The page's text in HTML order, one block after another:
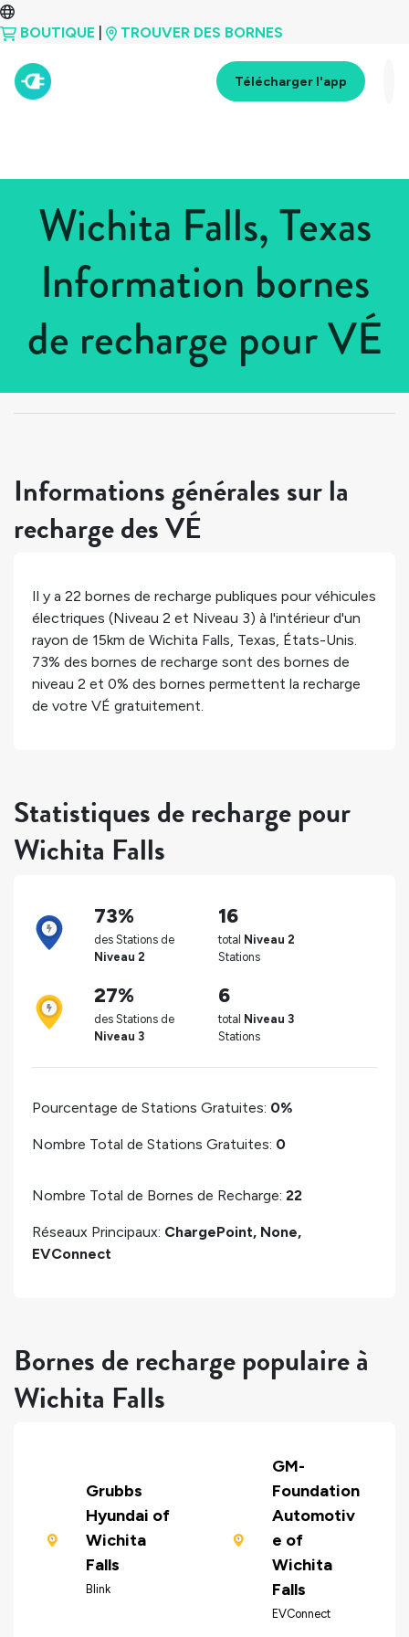
BOUTIQUE TROUVER DES BORNES
Télécharger l'app
Wichita Falls, Texas
Information bornes
de recharge pour VÉ
États-Unis > Texas
Informations générales sur la
recharge des VÉ
Il y a 22 bornes de recharge publiques pour véhicules
électriques (Niveau 2 et Niveau 3) à l'intérieur d'un
rayon de 15km de Wichita Falls, Texas, États-Unis.
73% des bornes de recharge sont des bornes de
niveau 2 et 0% des bornes permettent la recharge
de votre VÉ gratuitement.
Statistiques de recharge pour
Wichita Falls
73%
des Stations de
Niveau 2
16
total Niveau 2
Stations
27%
des Stations de
Niveau 3
6
total Niveau 3
Stations
Pourcentage de Stations Gratuites: 0%
Nombre Total de Stations Gratuites: 0
Nombre Total de Bornes de Recharge: 22
Réseaux Principaux: ChargePoint, None,
EVConnect
Bornes de recharge populaire à
Wichita Falls
Grubbs
Hyundai of
Wichita
Falls
Blink
GM-
Foundation
Automotiv
e of
Wichita
Falls
EVConnect